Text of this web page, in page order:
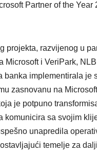
Partner of the Year
projekta, razvijenog u
Microsoft i VeriPark, NLB
banka implementirala je
zasnovanu na
je potpuno
komunicira sa svojim
unapredila
temelje za